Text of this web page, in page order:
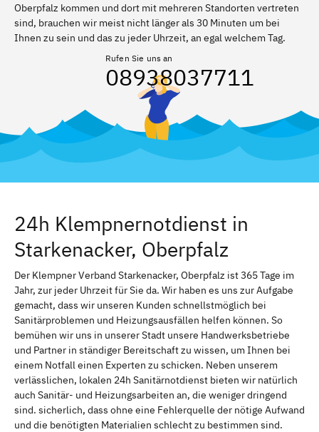
Oberpfalz kommen und dort mit mehreren Standorten vertreten
sind, brauchen wir meist nicht länger als 30 Minuten um bei
Ihnen zu sein und das zu jeder Uhrzeit, an egal welchem Tag.
Rufen Sie uns an
08938037711
24h Klempnernotdienst in
Starkenacker, Oberpfalz
Der Klempner Verband Starkenacker, Oberpfalz ist 365 Tage im
Jahr, zur jeder Uhrzeit für Sie da. Wir haben es uns zur Aufgabe
gemacht, dass wir unseren Kunden schnellstmöglich bei
Sanitärproblemen und Heizungsausfällen helfen können. So
bemühen wir uns in unserer Stadt unsere Handwerksbetriebe
und Partner in ständiger Bereitschaft zu wissen, um Ihnen bei
einem Notfall einen Experten zu schicken. Neben unserem
verlässlichen, lokalen 24h Sanitärnotdienst bieten wir natürlich
auch Sanitär- und Heizungsarbeiten an, die weniger dringend
sind. sicherlich, dass ohne eine Fehlerquelle der nötige Aufwand
und die benötigten Materialien schlecht zu bestimmen sind.